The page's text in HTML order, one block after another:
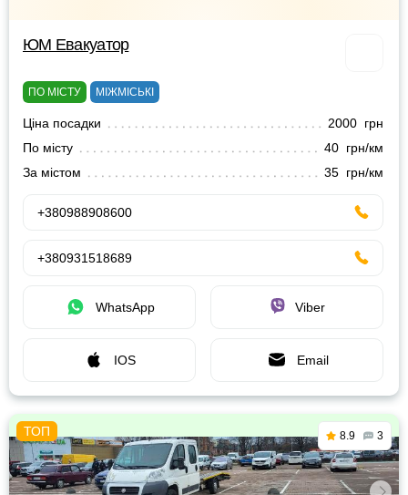
ЮМ Евакуатор
ПО МІСТУ МІЖМІСЬКІ
Ціна посадки
2000 грн
По місту
40 грн/км
За містом
35 грн/км
+380988908600
+380931518689
WhatsApp Viber
IOS Email
8.9 3